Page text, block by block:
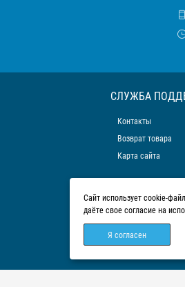
СЛУЖБА
Контакты
Возврат товара
Карта сайта
Сайт использует cookie-
даёте свое согласие на
Я согласен